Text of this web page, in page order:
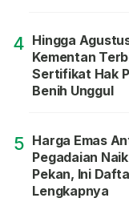
4 Hingga
Kementan
Sertifikat Hak
Benih Unggul
5 Harga Emas
Pegadaian
Pekan, Ini
Lengkapnya